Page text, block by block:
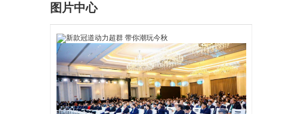
图片中心